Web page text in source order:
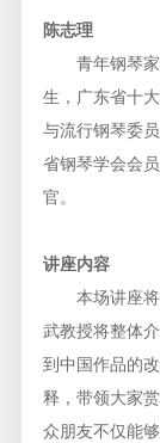
陈志理
青年钢琴家
生，广东省十
与流行钢琴委
省钢琴学会会
官。
讲座内容
本场讲座将
武教授将整体
到中国作品的
释，带领大家
众朋友不仅能